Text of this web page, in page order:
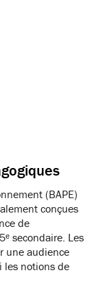
(BAPE)
conçues
de
secondaire. Les
une audience
les notions de